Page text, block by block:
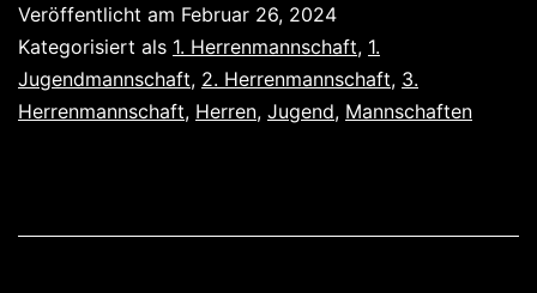
Siege
Veröffentlicht am Februar 26, 2024
Kategorisiert als 1. Herrenmannschaft, 1.
Jugendmannschaft, 2. Herrenmannschaft, 3.
Herrenmannschaft, Herren, Jugend, Mannschaften